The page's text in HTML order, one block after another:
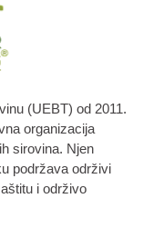
(UEBT) od 2011.
organizacija
sirovina. Njen
podržava održivi
i održivo